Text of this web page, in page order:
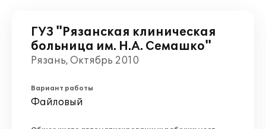
ГУЗ "Рязанская клиническая
больница им. Н.А. Семашко"
Рязань, Октябрь 2010
Вариант работы
Файловый